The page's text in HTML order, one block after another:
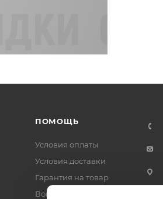
ПОМОЩЬ
Условия оплаты
Условия доставки
Гарантия на товар
Вопрос-ответ